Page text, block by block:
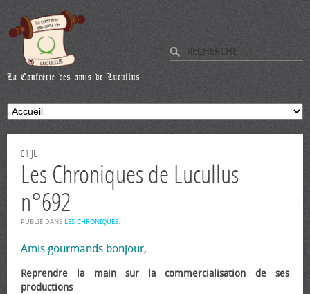
01 JUI
Les Chroniques de Lucullus
n°692
PUBLIÉ DANS LES CHRONIQUES.
Amis gourmands bonjour,
Reprendre la main sur la commercialisation de ses
productions